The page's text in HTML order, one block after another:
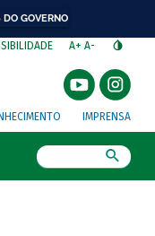
DO GOVERNO
A+ A-
IMPRENSA